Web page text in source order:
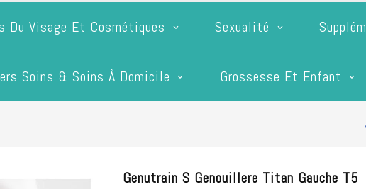
Du Visage Et Cosmétiques Sexualité
Soins & Soins À Domicile Grossesse Et Enfant
Genutrain S Genouillere Titan Gauche T5